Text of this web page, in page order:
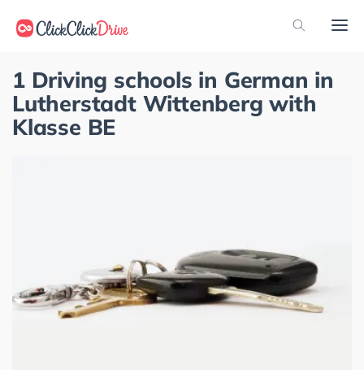
1 Driving schools in German in
Lutherstadt Wittenberg with
Klasse BE